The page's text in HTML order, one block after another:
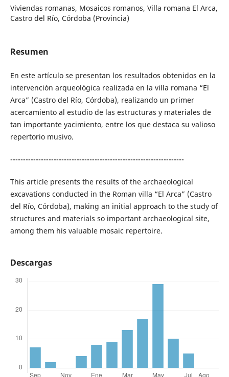
Viviendas romanas, Mosaicos romanos, Villa romana El Arca,
Castro del Río, Córdoba (Provincia)
Resumen
En este artículo se presentan los resultados obtenidos en la
intervención arqueológica realizada en la villa romana “El
Arca” (Castro del Río, Córdoba), realizando un primer
acercamiento al estudio de las estructuras y materiales de
tan importante yacimiento, entre los que destaca su valioso
repertorio musivo.
--------------------------------------------------------------------
This article presents the results of the archaeological
excavations conducted in the Roman villa “El Arca” (Castro
del Río, Córdoba), making an initial approach to the study of
structures and materials so important archaeological site,
among them his valuable mosaic repertoire.
Descargas